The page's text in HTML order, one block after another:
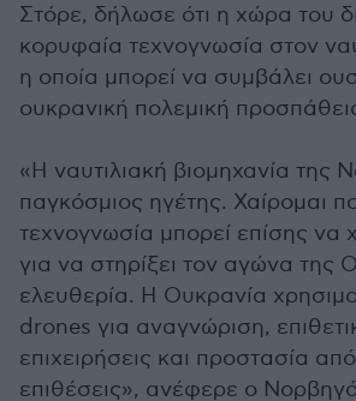
Στόρε, δήλωσε ότι η χώρα του
κορυφαία τεχνογνωσία στον
η οποία μπορεί να συμβάλει
ουκρανική πολεμική
«Η ναυτιλιακή βιομηχανία της
παγκόσμιος ηγέτης. Χαίρομαι
τεχνογνωσία μπορεί επίσης να
για να στηρίξει τον αγώνα της
ελευθερία. Η Ουκρανία
drones για αναγνώριση,
επιχειρήσεις και προστασία
επιθέσεις», ανέφερε ο